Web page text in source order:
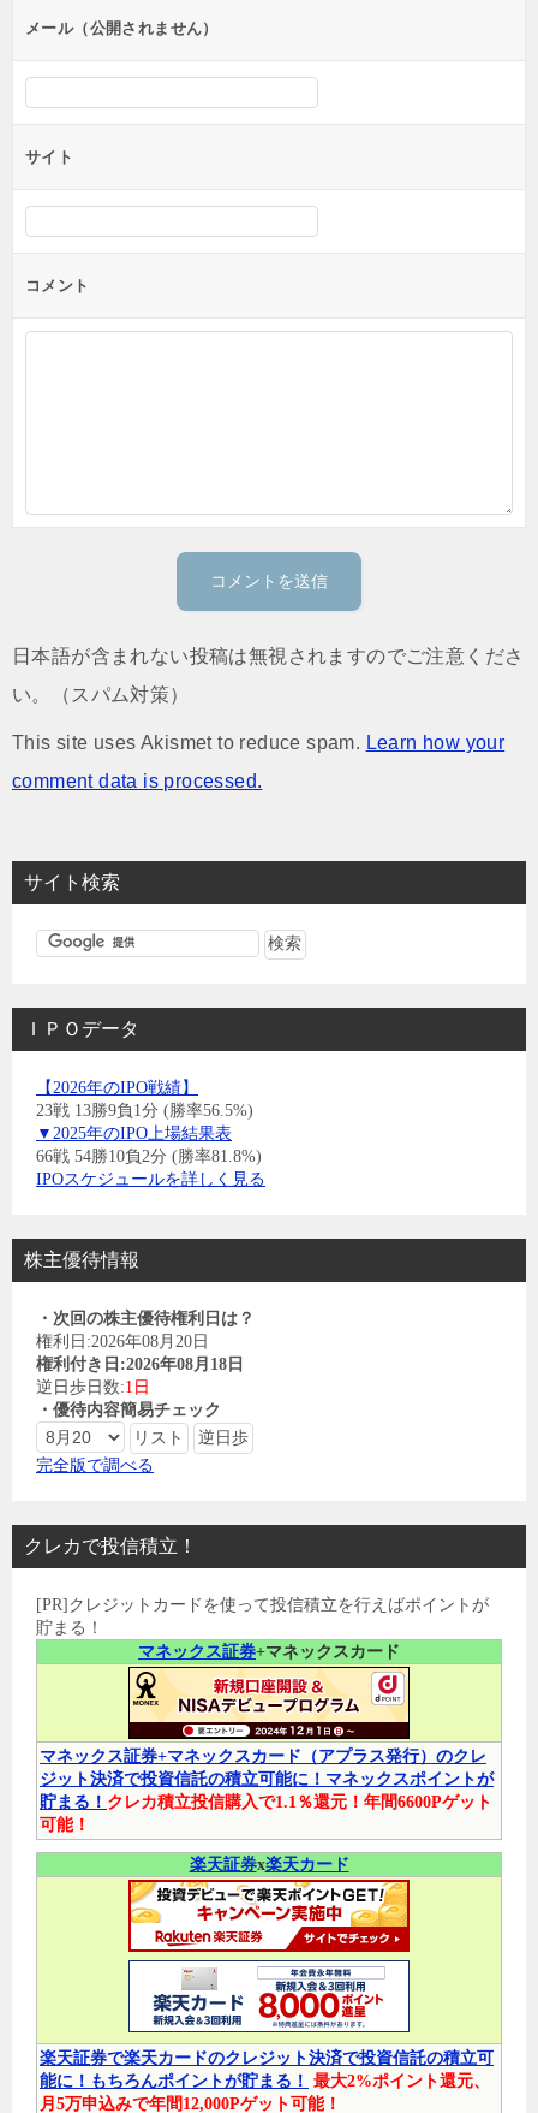
ンメール（公開されません）
サイト
コメント
日本語が含まれない投稿は無視されますのでご注意くださ
い。（スパム対策）
This site uses Akismet to reduce spam. Learn how your
comment data is processed.
サイト検索
ＩＰＯデータ
【2026年のIPO戦績】
23戦 13勝9負1分 (勝率56.5%)
▼2025年のIPO上場結果表
66戦 54勝10負2分 (勝率81.8%)
IPOスケジュールを詳しく見る
株主優待情報
・次回の株主優待権利日は？
権利日:2026年08月20日
権利付き日:2026年08月18日
逆日歩日数:1日
・優待内容簡易チェック
完全版で調べる
クレカで投信積立！
[PR]クレジットカードを使って投信積立を行えばポイントが
貯まる！
マネックス証券+マネックスカード
マネックス証券+マネックスカード（アプラス発行）のクレ
ジット決済で投資信託の積立可能に！マネックスポイントが
貯まる！ クレカ積立投信購入で1.1％還元！年間6600Pゲット
可能！
楽天証券x楽天カード
楽天証券で楽天カードのクレジット決済で投資信託の積立可
能に！もちろんポイントが貯まる！ 最大2%ポイント還元、
月5万申込みで年間12,000Pゲット可能！